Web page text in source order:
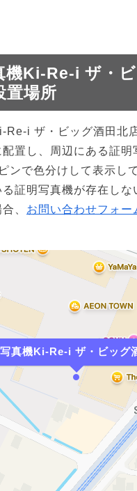
機Ki-Re-i ザ・ビ
置場所
Re-i ザ・ビッグ酒田北
置し、周辺にある証明
ンで色分けして表示し
証明写真機が存在しな
、 お問い合わせフォー
真機Ki-Re-i ザ・ビッグ